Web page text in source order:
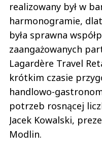
realizowany był w
harmonogramie,
była sprawna
zaangażowanych
Lagardère Travel
krótkim czasie
handlowo-
potrzeb rosnącej
Jacek Kowalski,
Modlin.